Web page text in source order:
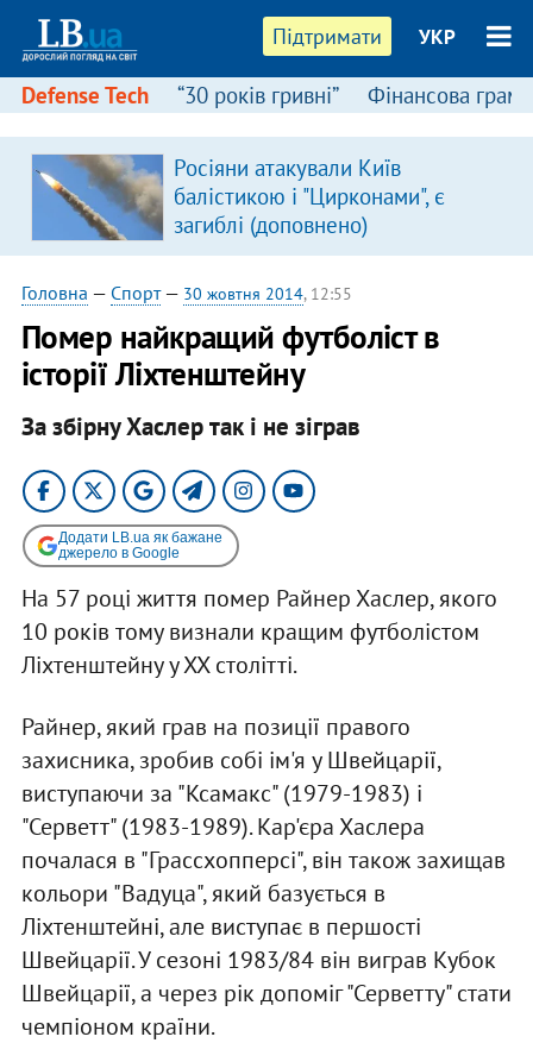
Підтримати УКР
Defense Tech “30 років гривні” Фінансова
Росіяни атакували Київ
балістикою і "Цирконами", є
загиблі (доповнено)
Головна — Спорт— 30 жовтня 2014, 12:55
Помер найкращий футболіст в
історії Ліхтенштейну
За збірну Хаслер так і не зіграв
Додати LB.ua як бажане
джерело в Google
На 57 році життя помер Райнер Хаслер, якого
10 років тому визнали кращим футболістом
Ліхтенштейну у ХХ столітті.
Райнер, який грав на позиції правого
захисника, зробив собі ім'я у Швейцарії,
виступаючи за "Ксамакс" (1979-1983) і
"Серветт" (1983-1989). Кар'єра Хаслера
почалася в "Грассхопперсі", він також захищав
кольори "Вадуца", який базується в
Ліхтенштейні, але виступає в першості
Швейцарії. У сезоні 1983/84 він виграв Кубок
Швейцарії, а через рік допоміг "Серветту" стати
чемпіоном країни.